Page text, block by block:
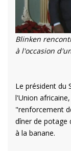
Blinken
à l'occasion
Le président du
l'Union
"renforcement
dîner de potage
à la banane.